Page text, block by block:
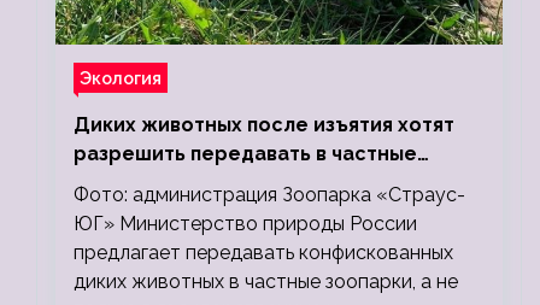
Экология
Диких животных после изъятия хотят
разрешить передавать в частные
зоопарки
Фото: администрация Зоопарка «Страус-
ЮГ» Министерство природы России
предлагает передавать конфискованных
диких животных в частные зоопарки, а не